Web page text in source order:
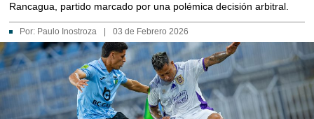
Rancagua, partido marcado por una polémica decisión arbitral.
Por: Paulo Inostroza 03 de Febrero 2026